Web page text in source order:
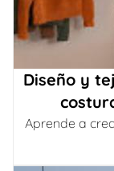
Diseño y
Aprende a